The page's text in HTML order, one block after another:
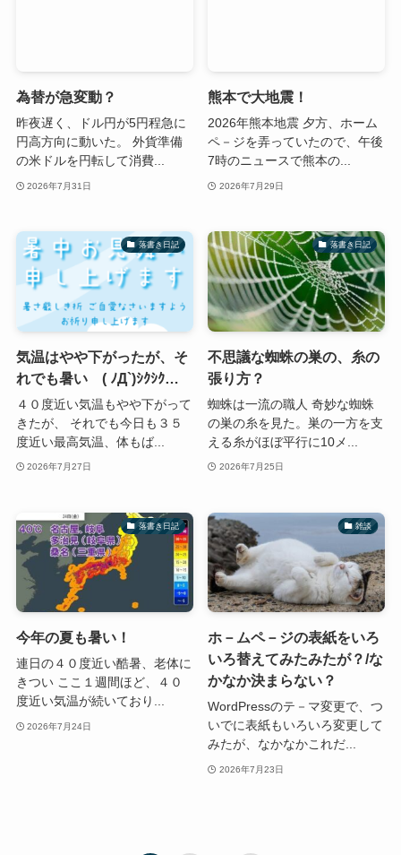
為替が急変動？
昨夜遅く、ドル円が5円程急に
円高方向に動いた。 外貨準備
の米ドルを円転して消費...
2026年7月31日
熊本で大地震！
2026年熊本地震 夕方、ホーム
ペ－ジを弄っていたので、午後
7時のニュースで熊本の...
2026年7月29日
落書き日記
気温はやや下がったが、そ
れでも暑い ( ﾉД`)ｼｸｼｸ…
４０度近い気温もやや下がって
きたが、 それでも今日も３５
度近い最高気温、体もば...
2026年7月27日
落書き日記
不思議な蜘蛛の巣の、糸の
張り方？
蜘蛛は一流の職人 奇妙な蜘蛛
の巣の糸を見た。巣の一方を支
える糸がほぼ平行に10メ...
2026年7月25日
落書き日記
今年の夏も暑い！
連日の４０度近い酷暑、老体に
きつい ここ１週間ほど、４０
度近い気温が続いており...
2026年7月24日
雑談
ホ－ムペ－ジの表紙をいろ
いろ替えてみたみたが？/な
かなか決まらない？
WordPressのテ－マ変更で、つ
いでに表紙もいろいろ変更して
みたが、なかなかこれだ...
2026年7月23日